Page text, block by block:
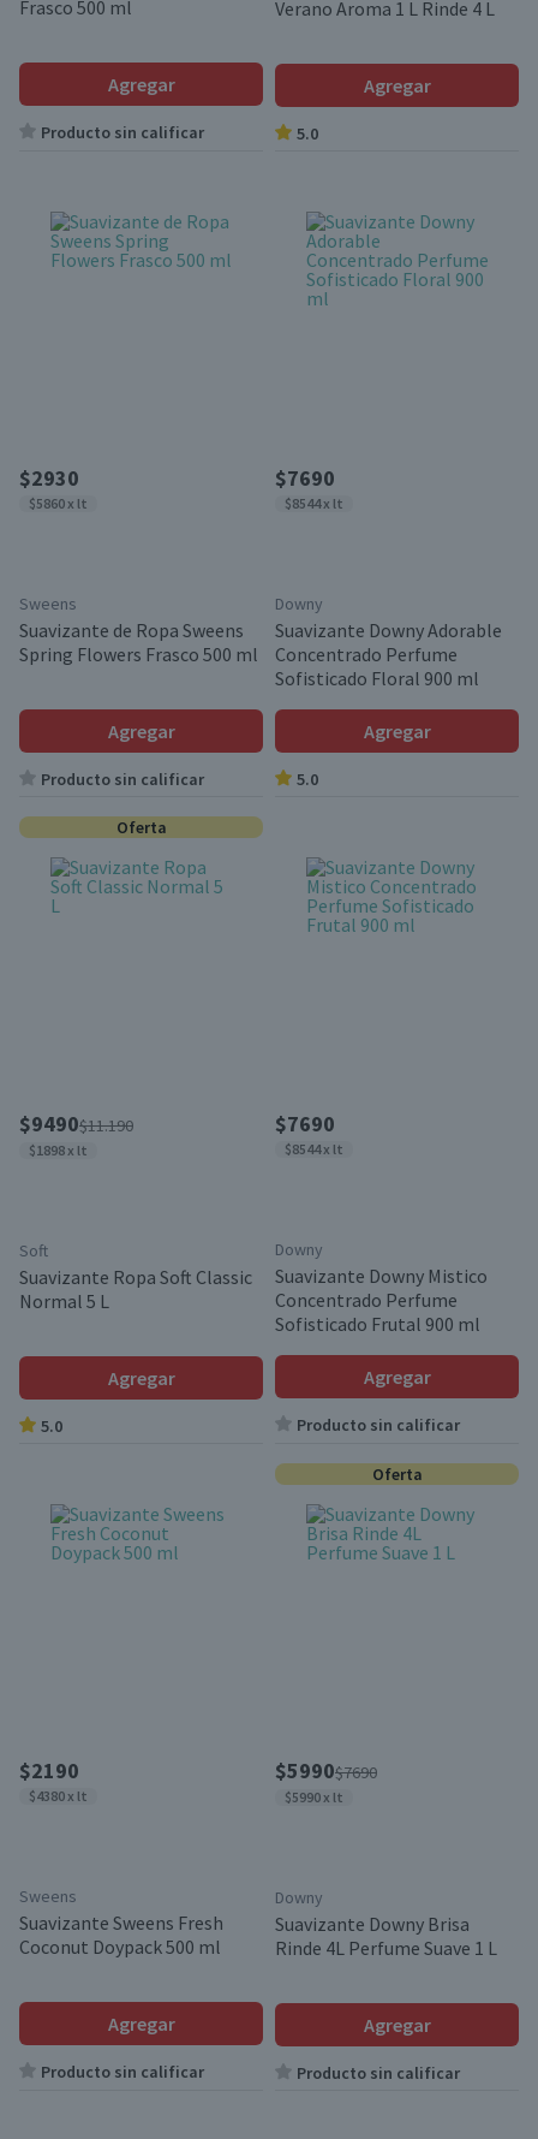
Frasco 500 ml
Agregar
Producto sin calificar
Verano Aroma 1 L Rinde 4 L
Agregar
5.0
$2930
$5860 x lt
Sweens
Suavizante de Ropa Sweens
Spring Flowers Frasco 500 ml
Agregar
Producto sin calificar
$7690
$8544 x lt
Downy
Suavizante Downy Adorable
Concentrado Perfume
Sofisticado Floral 900 ml
Agregar
5.0
Oferta
$9490$11.190
$1898 x lt
Soft
Suavizante Ropa Soft Classic
Normal 5 L
Agregar
5.0
$7690
$8544 x lt
Downy
Suavizante Downy Mistico
Concentrado Perfume
Sofisticado Frutal 900 ml
Agregar
Producto sin calificar
$2190
$4380 x lt
Sweens
Suavizante Sweens Fresh
Coconut Doypack 500 ml
Agregar
Producto sin calificar
Oferta
$5990$7690
$5990 x lt
Downy
Suavizante Downy Brisa
Rinde 4L Perfume Suave 1 L
Agregar
Producto sin calificar